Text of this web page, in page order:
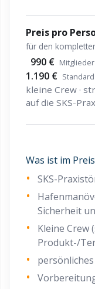
Preis pro
für den
990 € Mitglieder
1.190 € Standard
kleine Crew ·
auf die SKS-
Was ist im
SKS-
Sicherheit
Kleine Crew
Produkt-/